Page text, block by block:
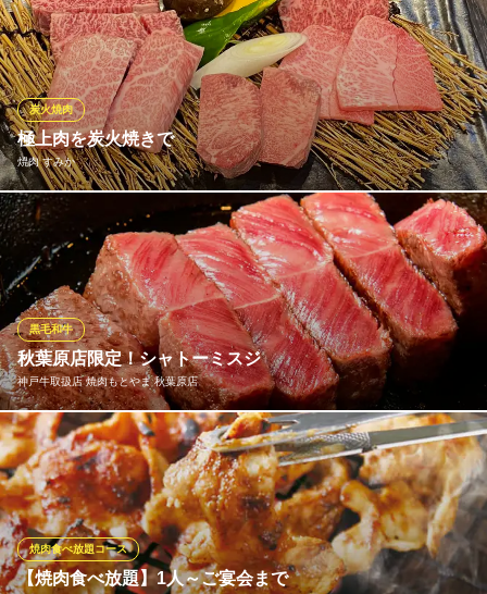
ＪＲ秋葉原駅 徒歩1分
東京都千代田区神田佐久間町2-10-2 2F
A5ランクの銘柄牛内モモの"黒毛和牛の塩レアカツ"ワインとの相
性も最高です！本格ビストロ料理とワインをリーズナブルに堪能
できる店！【秋葉原 肉 ワイン ビストロ 黒毛和牛 グリル パーティ
宴会 接待 個室 飲み会 女子会 誕生日 記念日 合コン デート 会社宴
会 貸切 2次会 歓迎会 送別会 同窓会 ママ会 飲み放題】
ビストロ TERIYAKI 秋葉原店
秋葉原ビストロ肉バル
ＪＲ秋葉原駅中央改札口 徒歩3分
東京都千代田区神田練塀町66
極上肉を炭火焼きで
焼肉 すみか
炭火焼肉
当店の自慢は、なんといっても厳選された極上焼肉です。上質な
お肉ならではの美しい霜降りと、とろけるような柔らかさをご堪
能いただけます。炭火でじっくりと香ばしく焼き上げることで、
お肉本来の旨みを最大限に引き出します。
焼肉 すみか
気軽に行ける焼肉屋◎
都営新宿線岩本町駅 徒歩3分
東京都千代田区岩本町2-11-3 第8東誠ビルB1
秋葉原店限定！シャトーミスジ
神戸牛取扱店 焼肉もとやま 秋葉原店
黒毛和牛
一頭からわずか2～3kgしか取れない貴重な希少部位を、贅沢に極
厚レアステーキでご提供いたします。
神戸牛取扱店 焼肉もとやま 秋葉原店
A5ランク神戸牛のお店
ＪＲ秋葉原駅 徒歩3分
東京都千代田区神田佐久間町3-34-3 1F
【焼肉食べ放題】1人～ご宴会まで
焼肉食べ放題コース